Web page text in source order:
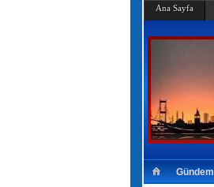
Ana Sayfa
Gündem